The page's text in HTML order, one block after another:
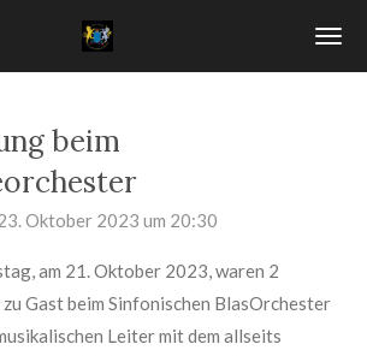
beim
Oktober 2023 um 20:30
am 21. Oktober 2023, waren 2
Gast beim Sinfonischen BlasOrchester
Leiter mit dem allseits